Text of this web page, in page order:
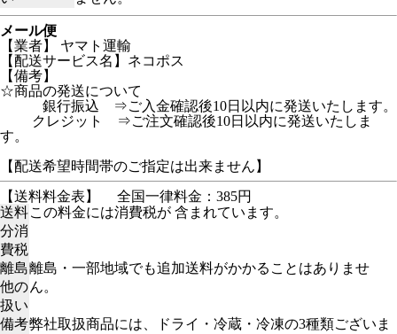
メール便
【業者】 ヤマト運輸
【配送サービス名】ネコポス
【備考】
☆商品の発送について
銀行振込 ⇒ご入金確認後10日以内に発送いたします。
クレジット ⇒ご注文確認後10日以内に発送いたしま
す。
【配送希望時間帯のご指定は出来ません】
【送料料金表】
全国一律料金：385円
送料
分消
費税
この料金には消費税が 含まれています。
離島
他の
扱い
離島・一部地域でも追加送料がかかることはありませ
ん。
備考弊社取扱商品には、ドライ・冷蔵・冷凍の3種類ございま